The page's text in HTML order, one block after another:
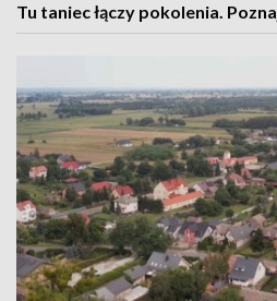
Tu taniec łączy pokolenia.